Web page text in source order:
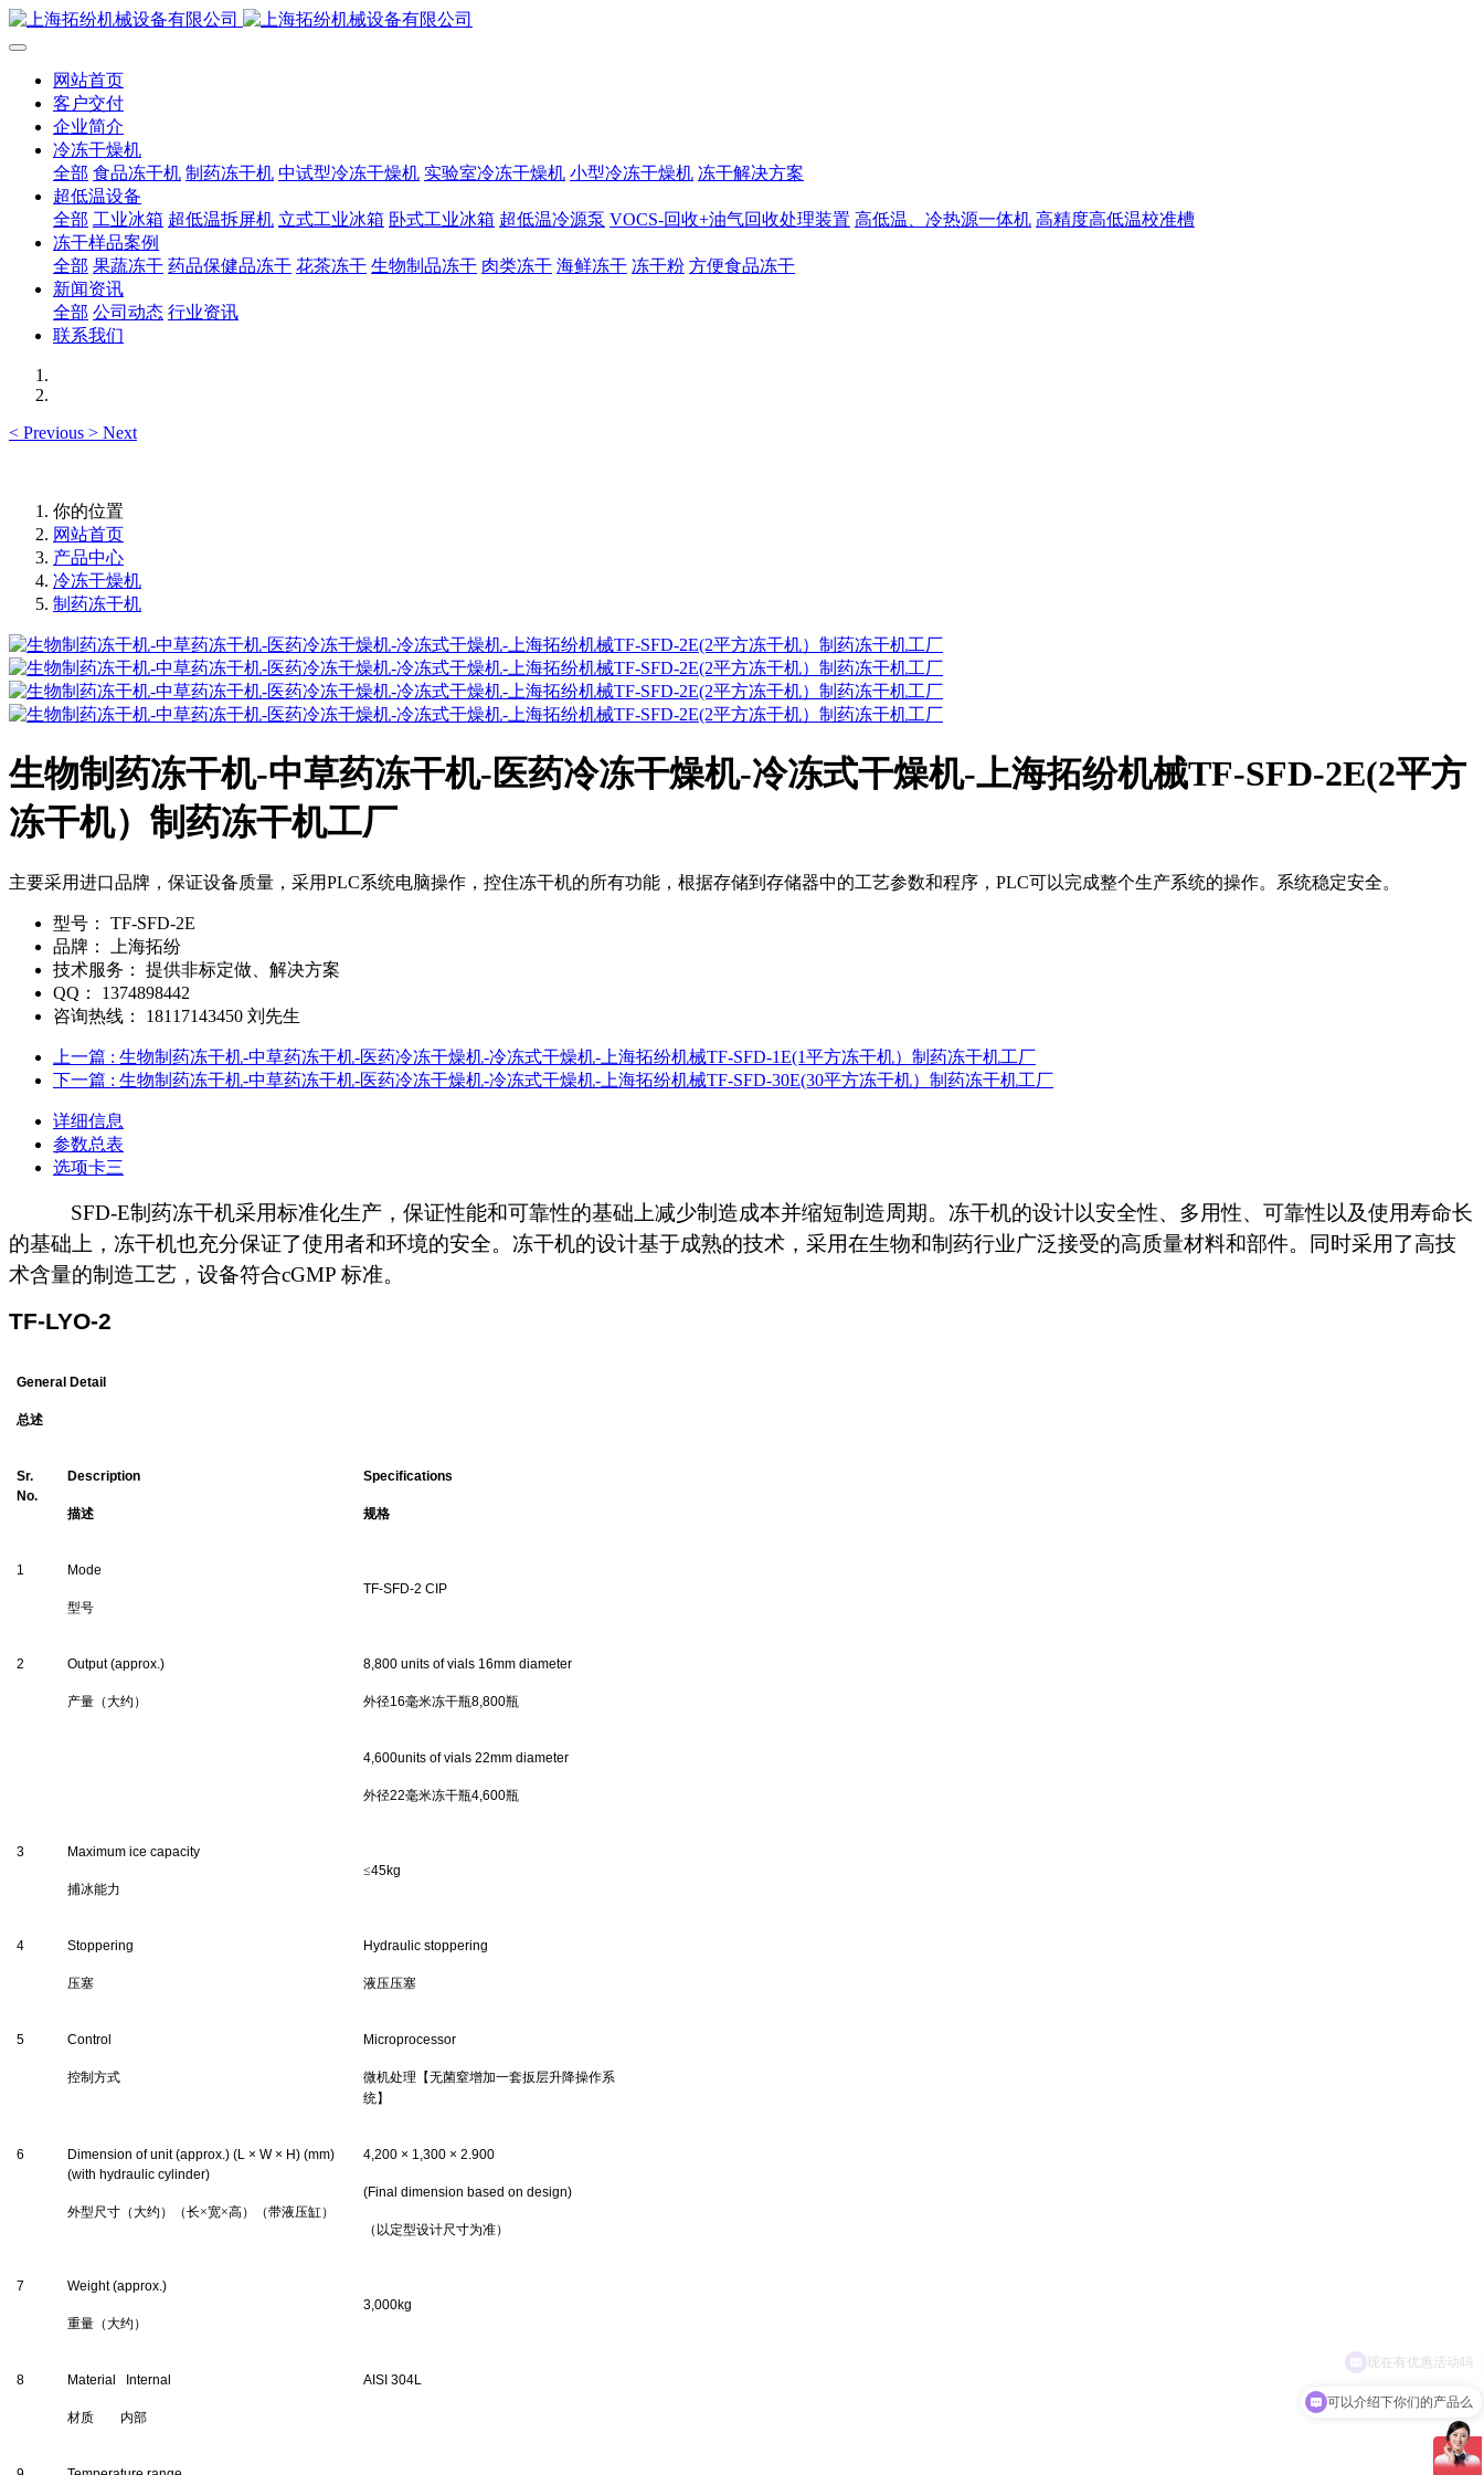
网站首页
客户交付
企业简介
冷冻干燥机
全部 食品冻干机 制药冻干机 中试型冷冻干燥机 实验室冷冻干燥机 小型冷冻干燥机 冻干解决方案
超低温设备
全部 工业冰箱 超低温拆屏机 立式工业冰箱 卧式工业冰箱 超低温冷源泵 VOCS-回收+油气回收处理装置 高低温、冷热源一体机 高精度高低温校准槽
冻干样品案例
全部 果蔬冻干 药品保健品冻干 花茶冻干 生物制品冻干 肉类冻干 海鲜冻干 冻干粉 方便食品冻干
新闻资讯
全部 公司动态 行业资讯
联系我们
< Previous > Next
你的位置
网站首页
产品中心
冷冻干燥机
制药冻干机
生物制药冻干机-中草药冻干机-医药冷冻干燥机-冷冻式干燥机-上海拓纷机械TF-SFD-2E(2平方
冻干机）制药冻干机工厂
主要采用进口品牌，保证设备质量，采用PLC系统电脑操作，控住冻干机的所有功能，根据存储到存储器中的工艺参数和程序，PLC可以完成整个生产系统的操作。系统稳定安全。
型号：
TF-SFD-2E
品牌：
上海拓纷
技术服务：
提供非标定做、解决方案
QQ：
1374898442
咨询热线：
18117143450 刘先生
上一篇 : 生物制药冻干机-中草药冻干机-医药冷冻干燥机-冷冻式干燥机-上海拓纷机械TF-SFD-1E(1平方冻干机）制药冻干机工厂
下一篇 : 生物制药冻干机-中草药冻干机-医药冷冻干燥机-冷冻式干燥机-上海拓纷机械TF-SFD-30E(30平方冻干机）制药冻干机工厂
详细信息
参数总表
选项卡三
SFD-E制药冻干机采用标准化生产 ，保证性能和可靠性的基础上减少制造成本并缩短制造周期。冻干机的设计以安全性、 多用性、可靠性以及使用寿命长
的基础上，冻干机也充分保证了使用者和环境的安全。冻干机的设计基于成熟的技术，采用在生物和制药行业广泛接受的高质量材料和部件。同时采用了高技
术含量的制造工艺，设备符合cGMP 标准。
TF-LYO-2
General Detail
总述
Sr.
No.
Description
描述
Specifications
规格
1 Mode
型号
TF-SFD-2 CIP
2 Output (approx.)
产量（大约）
8,800 units ofvials 16mm diameter
外径16毫米冻干瓶8,800瓶
4,600units of vials 22mm diameter
外径22毫米冻干瓶4,600瓶
3 Maximum ice capacity
捕冰能力
≤45kg
4 Stoppering
压塞
Hydraulic stoppering
液压压塞
5 Control
控制方式
Microprocessor
微机处理【无菌窒增加一套扳层升降操作系
统】
6 Dimension of unit (approx.) (L × W × H) (mm)
(with hydraulic cylinder)
外型尺寸（大约）（长×宽×高）（带液压缸）
4,200 × 1,300 × 2.900
(Final dimension based on design)
（以定型设计尺寸为准）
7 Weight (approx.)
重量（大约）
3,000kg
8 Material Internal
材质 内部
AISI 304L
可以介绍下你们的产品么